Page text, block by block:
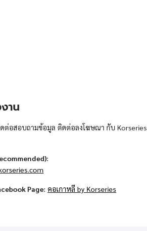
าน
ต่อสอบถามข้อมูล ติดต่อลงโฆษณา กับ Korseries
Page: คอเกาหลี by Korseries